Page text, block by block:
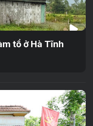
tổ ở Hà Tĩnh